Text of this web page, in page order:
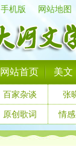
手机版 网站地图
网站首页 美文
百家杂谈 张
原创歌词 情